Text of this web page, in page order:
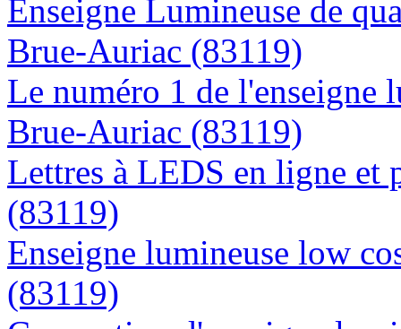
Enseigne Lumineuse de
Brue-Auriac (83119)
Le numéro 1 de l'enseigne
Brue-Auriac (83119)
Lettres à LEDS en ligne et
(83119)
Enseigne lumineuse low
(83119)